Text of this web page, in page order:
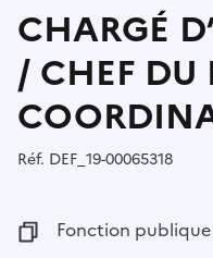
CHARGÉ
/ CHEF DU
Réf. Référence :
DEF_19-00065318
Fonction publique :
Fonction